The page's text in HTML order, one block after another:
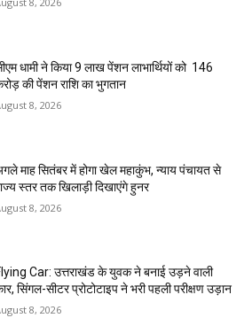
धामी ने किया 9 लाख पेंशन लाभार्थियों को ₹ 146
की पेंशन राशि का भुगतान
8, 2026
माह सितंबर में होगा खेल महाकुंभ, न्याय पंचायत से
स्तर तक खिलाड़ी दिखाएंगे हुनर
8, 2026
Car: उत्तराखंड के युवक ने बनाई उड़ने वाली
सिंगल-सीटर प्रोटोटाइप ने भरी पहली परीक्षण उड़ान
8, 2026